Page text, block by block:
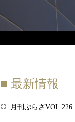
■ 最新情報
月刊ぷらざVOL.226